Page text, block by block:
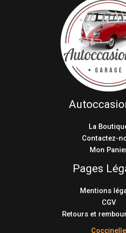
La
Contactez-
Mon
Pages
Mentions
CGV
Retours et
Coccinelle